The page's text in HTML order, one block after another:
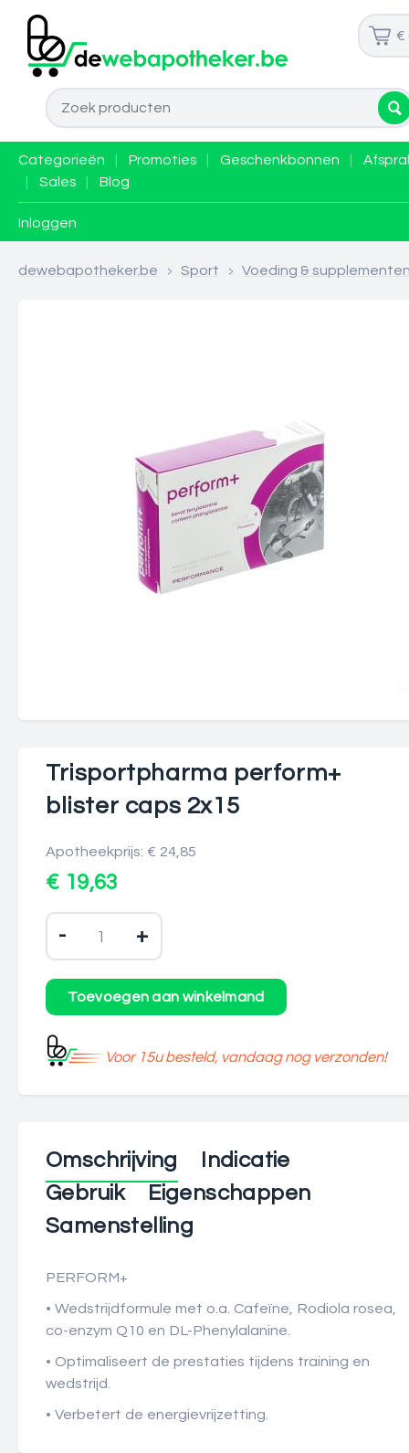
€
Categorieën Promoties Geschenkbonnen
Sales Blog
Inloggen
dewebapotheker.be > Sport > Voeding &
Trisportpharma perform+
blister caps 2x15
Apotheekprijs: € 24,85
€ 19,63
- +
Voor 15u besteld, vandaag nog verzonden!
Omschrijving
Indicatie
Gebruik
Eigenschappen
Samenstelling
PERFORM+
• Wedstrijdformule met o.a. Cafeïne, Rodiola rosea,
co-enzym Q10 en DL-Phenylalanine.
• Optimaliseert de prestaties tijdens training en
wedstrijd.
• Verbetert de energievrijzetting.